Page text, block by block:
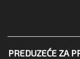
PREDUZEĆE ZA